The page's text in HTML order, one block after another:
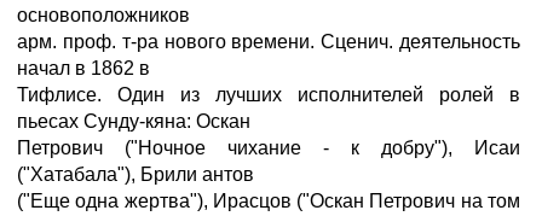
основоположников
арм. проф. т-ра нового времени. Сценич. деятельность
начал в 1862 в
Тифлисе. Один из лучших исполнителей ролей в
пьесах Сунду-кяна: Оскан
Петрович ("Ночное чихание - к добру"), Исаи
("Хатабала"), Брили антов
("Еще одна жертва"), Ирасцов ("Оскан Петрович на том